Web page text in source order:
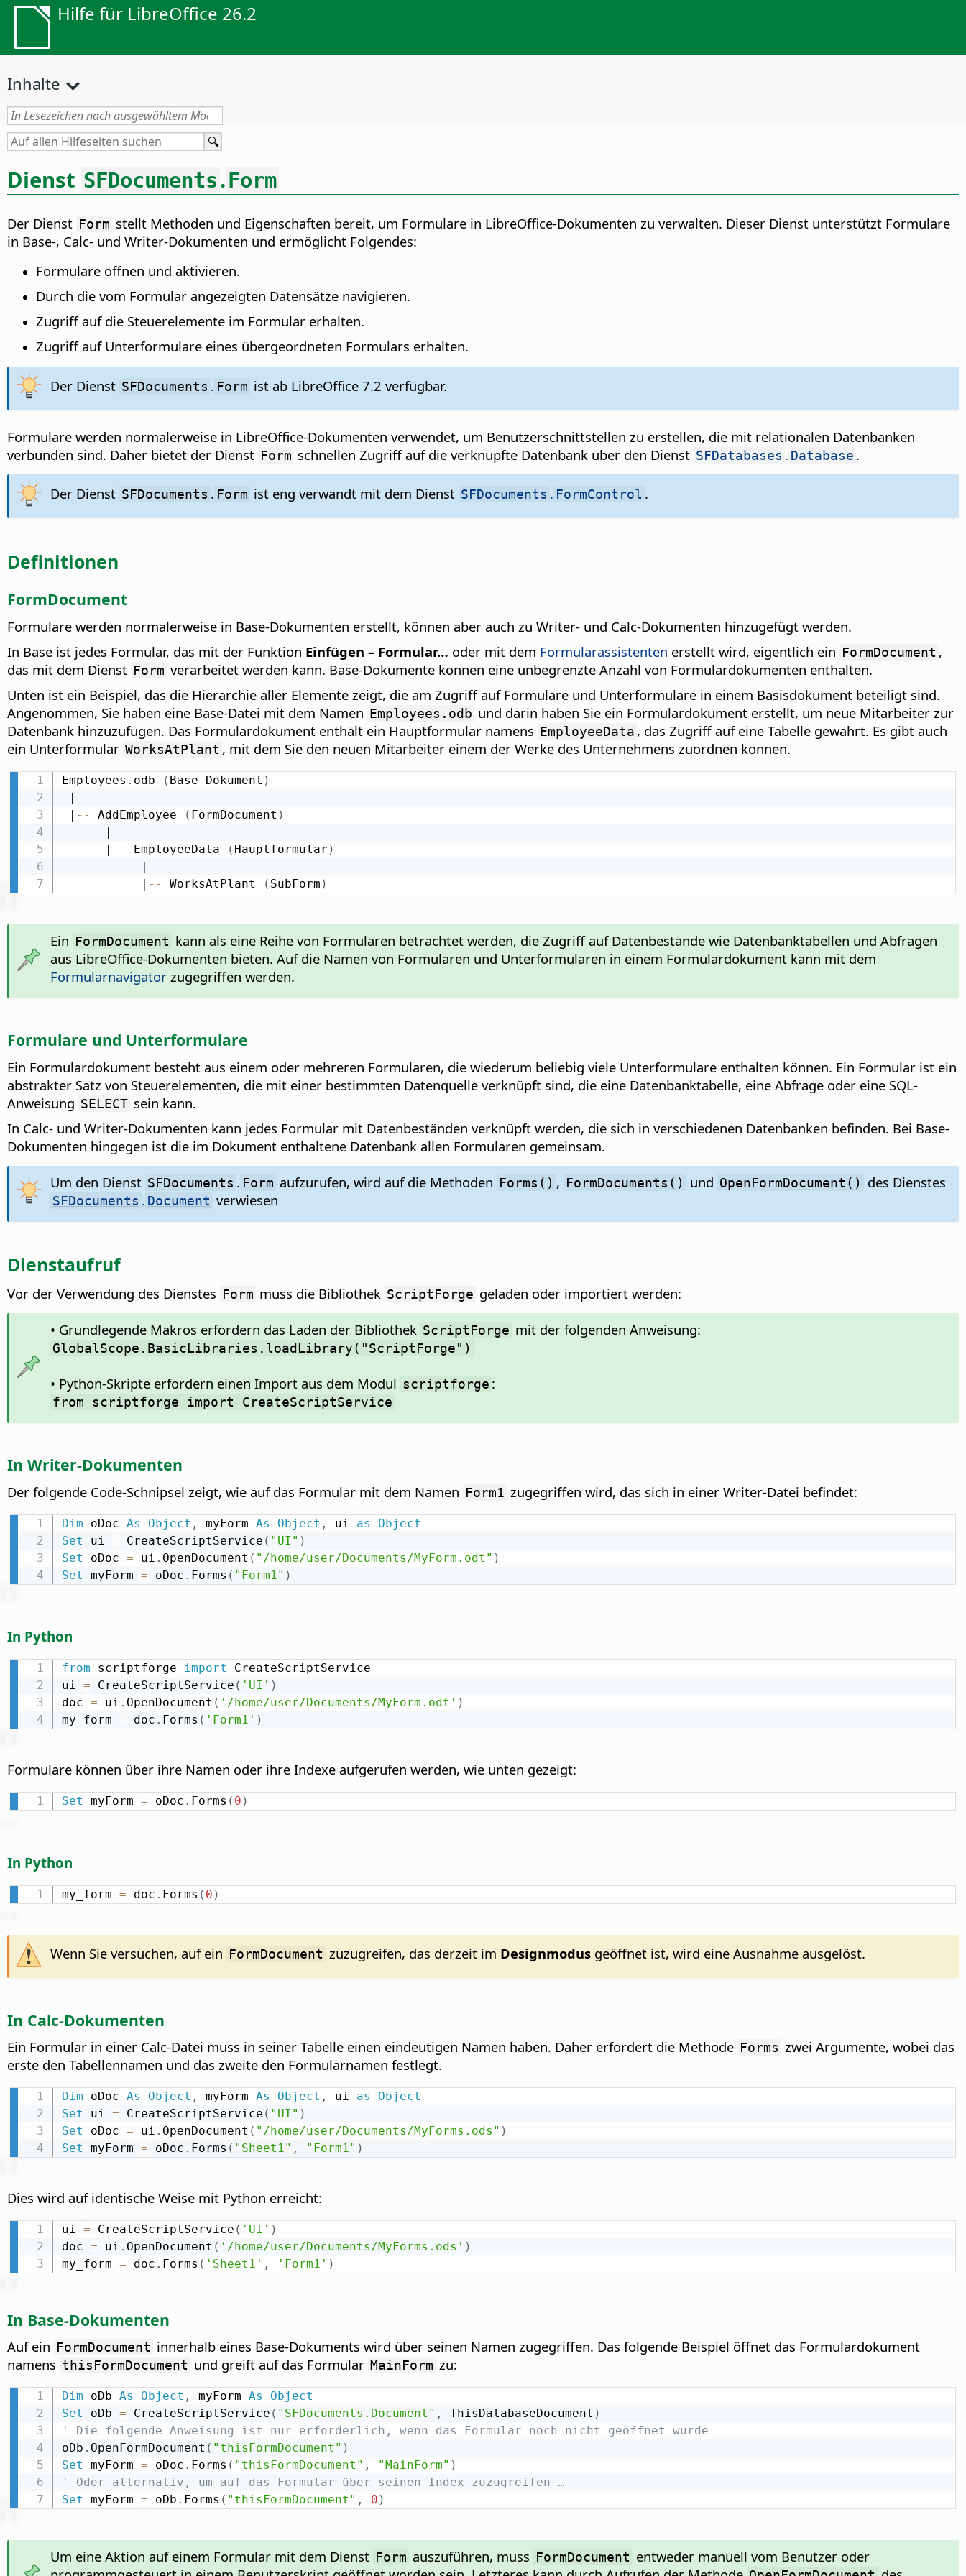
Hilfe für LibreOffice 26.2
Inhalte
Dienst SFDocuments.Form
Der Dienst Form stellt Methoden und Eigenschaften bereit, um Formulare in LibreOffice-Dokumenten zu verwalten. Dieser Dienst unterstützt Formulare
in Base-, Calc- und Writer-Dokumenten und ermöglicht Folgendes:
Formulare öffnen und aktivieren.
Durch die vom Formular angezeigten Datensätze navigieren.
Zugriff auf die Steuerelemente im Formular erhalten.
Zugriff auf Unterformulare eines übergeordneten Formulars erhalten.
Der Dienst SFDocuments . Form ist ab LibreOffice 7.2 verfügbar.
Formulare werden normalerweise in LibreOffice-Dokumenten verwendet, um Benutzerschnittstellen zu erstellen, die mit relationalen Datenbanken
verbunden sind. Daher bietet der Dienst Form schnellen Zugriff auf die verknüpfte Datenbank über den Dienst SFDatabases . Database .
Der Dienst SFDocuments . Form ist eng verwandt mit dem Dienst SFDocuments . FormControl .
Definitionen
FormDocument
Formulare werden normalerweise in Base-Dokumenten erstellt, können aber auch zu Writer- und Calc-Dokumenten hinzugefügt werden.
In Base ist jedes Formular, das mit der Funktion Einfügen – Formular… oder mit dem Formularassistenten erstellt wird, eigentlich ein FormDocument ,
das mit dem Dienst Form verarbeitet werden kann. Base-Dokumente können eine unbegrenzte Anzahl von Formulardokumenten enthalten.
Unten ist ein Beispiel, das die Hierarchie aller Elemente zeigt, die am Zugriff auf Formulare und Unterformulare in einem Basisdokument beteiligt sind.
Angenommen, Sie haben eine Base-Datei mit dem Namen Employees.odb und darin haben Sie ein Formulardokument erstellt, um neue Mitarbeiter zur
Datenbank hinzuzufügen. Das Formulardokument enthält ein Hauptformular namens EmployeeData , das Zugriff auf eine Tabelle gewährt. Es gibt auch
ein Unterformular WorksAtPlant , mit dem Sie den neuen Mitarbeiter einem der Werke des Unternehmens zuordnen können.
Employees . odb ( Base- Dokument )
| - - AddEmployee ( FormDocument )
      |
- - EmployeeData ( Hauptformular )
           |
- - WorksAtPlant ( SubForm )
Ein FormDocument kann als eine Reihe von Formularen betrachtet werden, die Zugriff auf Datenbestände wie Datenbanktabellen und Abfragen
aus LibreOffice-Dokumenten bieten. Auf die Namen von Formularen und Unterformularen in einem Formulardokument kann mit dem
Formularnavigatorzugegriffen werden.
Formulare und Unterformulare
Ein Formulardokument besteht aus einem oder mehreren Formularen, die wiederum beliebig viele Unterformulare enthalten können. Ein Formular ist ein
abstrakter Satz von Steuerelementen, die mit einer bestimmten Datenquelle verknüpft sind, die eine Datenbanktabelle, eine Abfrage oder eine SQL-
Anweisung SELECT sein kann.
In Calc- und Writer-Dokumenten kann jedes Formular mit Datenbeständen verknüpft werden, die sich in verschiedenen Datenbanken befinden. Bei Base-
Dokumenten hingegen ist die im Dokument enthaltene Datenbank allen Formularen gemeinsam.
Um den Dienst SFDocuments . Form aufzurufen, wird auf die Methoden Forms() , FormDocuments() und OpenFormDocument() des Dienstes
SFDocuments . Document verwiesen
Dienstaufruf
Vor der Verwendung des Dienstes Form muss die Bibliothek ScriptForge geladen oder importiert werden:
• Grundlegende Makros erfordern das Laden der Bibliothek ScriptForge mit der folgenden Anweisung:
GlobalScope.BasicLibraries.loadLibrary("ScriptForge")
• Python-Skripte erfordern einen Import aus dem Modul scriptforge :
from scriptforge import CreateScriptService
In Writer-Dokumenten
Der folgende Code-Schnipsel zeigt, wie auf das Formular mit dem Namen Form1 zugegriffen wird, das sich in einer Writer-Datei befindet:
Dim oDoc As Object , myForm As Object , ui as
Object
Set ui = CreateScriptService ( "UI" )
Set oDoc = ui . OpenDocument ( "/home/user/Documents/MyForm.odt" )
Set myForm = oDoc . Forms ( "Form1" )
In Python
from scriptforge import CreateScriptService
ui = CreateScriptService ( 'UI' )
doc = ui . OpenDocument ( '/home/user/Documents/MyForm.odt' )
my_form = doc . Forms ( 'Form1' )
Formulare können über ihre Namen oder ihre Indexe aufgerufen werden, wie unten gezeigt:
Set myForm = oDoc . Forms ( 0 )
In Python
my_form = doc . Forms ( 0 )
Wenn Sie versuchen, auf ein FormDocument zuzugreifen, das derzeit im Designmodusgeöffnet ist, wird eine Ausnahme ausgelöst.
In Calc-Dokumenten
Ein Formular in einer Calc-Datei muss in seiner Tabelle einen eindeutigen Namen haben. Daher erfordert die Methode Forms zwei Argumente, wobei das
erste den Tabellennamen und das zweite den Formularnamen festlegt.
Dim oDoc As Object , myForm As Object , ui as
Object
Set ui = CreateScriptService ( "UI" )
Set oDoc = ui . OpenDocument ( "/home/user/Documents/MyForms.ods" )
Set myForm = oDoc . Forms ( "Sheet1" , "Form1" )
Dies wird auf identische Weise mit Python erreicht:
ui = CreateScriptService ( 'UI' )
doc = ui . OpenDocument ( '/home/user/Documents/MyForms.ods' )
my_form = doc . Forms ( 'Sheet1' , 'Form1' )
In Base-Dokumenten
Auf ein FormDocument innerhalb eines Base-Dokuments wird über seinen Namen zugegriffen. Das folgende Beispiel öffnet das Formulardokument
namens thisFormDocument und greift auf das Formular MainForm zu:
Dim oDb As Object , myForm As
Object
Set oDb = CreateScriptService ( "SFDocuments.Document" , ThisDatabaseDocument )
' Die folgende Anweisung ist nur erforderlich, wenn das Formular noch nicht geöffnet wurde
oDb . OpenFormDocument ( "thisFormDocument" )
Set myForm = oDoc . Forms ( "thisFormDocument" , "MainForm" )
' Oder alternativ, um auf das Formular über seinen Index zuzugreifen …
Set myForm = oDb . Forms ( "thisFormDocument" , 0 )
Um eine Aktion auf einem Formular mit dem Dienst Form auszuführen, muss FormDocument entweder manuell vom Benutzer oder